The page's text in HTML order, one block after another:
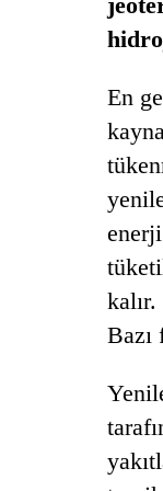
En
Bazı